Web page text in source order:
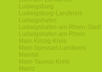
Ludwigsburg
Ludwigsburg-Landkreis
Ludwigshafen
Ludwigshafen-am-Rhein-Stadt
Ludwigshafen-am-Rhein
Main-Kinzig-Kreis
Main-Spessart-Landkreis
Maintal
Main-Taunus-Kreis
Mainz